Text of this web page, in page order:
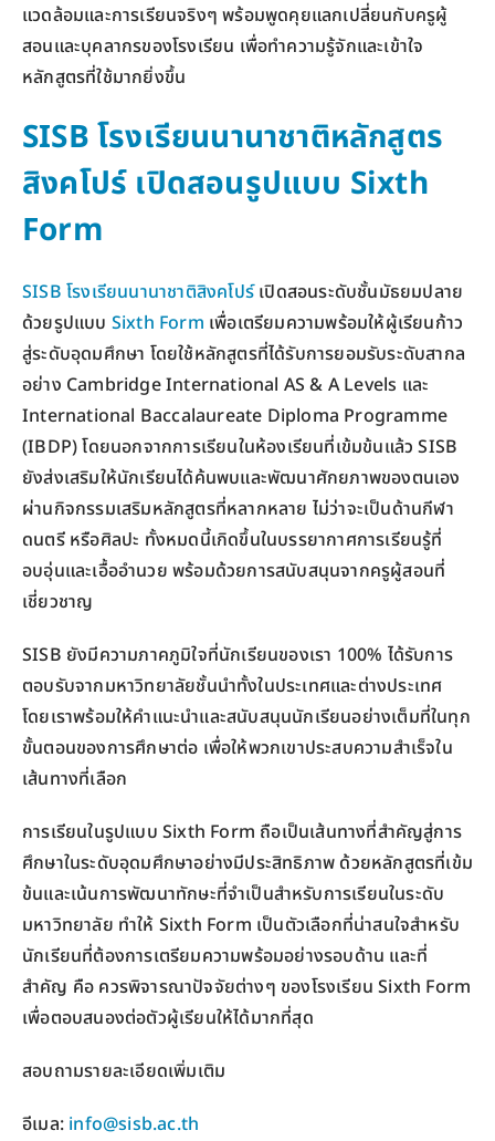
แวดล้อมและการเรียนจริงๆ พร้อมพูดคุยแลกเปลี่ยนกับครูผู้
สอนและบุคลากรของโรงเรียน เพื่อทำความรู้จักและเข้าใจ
หลักสูตรที่ใช้มากยิ่งขึ้น
SISB โรงเรียนนานาชาติหลักสูตร
สิงคโปร์ เปิดสอนรูปแบบ Sixth
Form
SISB โรงเรียนนานาชาติสิงคโปร์เปิดสอนระดับชั้นมัธยมปลาย
ด้วยรูปแบบ Sixth Form เพื่อเตรียมความพร้อมให้ผู้เรียนก้าว
สู่ระดับอุดมศึกษา โดยใช้หลักสูตรที่ได้รับการยอมรับระดับสากล
อย่าง Cambridge International AS & A Levels และ
International Baccalaureate Diploma Programme
(IBDP) โดยนอกจากการเรียนในห้องเรียนที่เข้มข้นแล้ว SISB
ยังส่งเสริมให้นักเรียนได้ค้นพบและพัฒนาศักยภาพของตนเอง
ผ่านกิจกรรมเสริมหลักสูตรที่หลากหลาย ไม่ว่าจะเป็นด้านกีฬา
ดนตรี หรือศิลปะ ทั้งหมดนี้เกิดขึ้นในบรรยากาศการเรียนรู้ที่
อบอุ่นและเอื้ออำนวย พร้อมด้วยการสนับสนุนจากครูผู้สอนที่
เชี่ยวชาญ
SISB ยังมีความภาคภูมิใจที่นักเรียนของเรา 100% ได้รับการ
ตอบรับจากมหาวิทยาลัยชั้นนำทั้งในประเทศและต่างประเทศ
โดยเราพร้อมให้คำแนะนำและสนับสนุนนักเรียนอย่างเต็มที่ในทุก
ขั้นตอนของการศึกษาต่อ เพื่อให้พวกเขาประสบความสำเร็จใน
เส้นทางที่เลือก
การเรียนในรูปแบบ Sixth Form ถือเป็นเส้นทางที่สำคัญสู่การ
ศึกษาในระดับอุดมศึกษาอย่างมีประสิทธิภาพ ด้วยหลักสูตรที่เข้ม
ข้นและเน้นการพัฒนาทักษะที่จำเป็นสำหรับการเรียนในระดับ
มหาวิทยาลัย ทำให้ Sixth Form เป็นตัวเลือกที่น่าสนใจสำหรับ
นักเรียนที่ต้องการเตรียมความพร้อมอย่างรอบด้าน และที่
สำคัญ คือ ควรพิจารณาปัจจัยต่างๆ ของโรงเรียน Sixth Form
เพื่อตอบสนองต่อตัวผู้เรียนให้ได้มากที่สุด
สอบถามรายละเอียดเพิ่มเติม
อีเมล: info@sisb.ac.th